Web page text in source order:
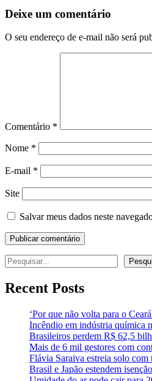
Deixe um comentário
O seu endereço de e-mail não será
Comentário *
Nome *
E-mail *
Site
Salvar meus dados neste
Pesquisar
Recent Posts
‘Por que não volta para o
Incêndio em indústria química
Brasileiros perdem R$ 62,5
Mais de 6 mil gestores com
Flávia Saraiva estreia solo
Brasil e Japão estendem